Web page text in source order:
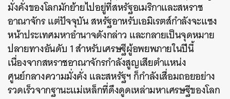
มั่งคั่งของโลกมักย้ายไปอยู่ที่สหรัฐอเมริกาและสหราช
อาณาจักร แต่ปัจจุบัน สหรัฐอาหรับเอมิเรตส์กำลังจะแซง
หน้าประเทศมหาอำนาจดังกล่าว และกลายเป็นจุดหมาย
ปลายทางอันดับ 1 สำหรับเศรษฐีผู้อพยพภายในปีนี้
เนื่องจากสหราชอาณาจักรกำลังสูญเสียตำแหน่ง
ศูนย์กลางความมั่งคั่ง และสหรัฐฯ ก็กำลังเสื่อมถอยอย่าง
รวดเร็วจากฐานะแม่เหล็กที่ดึงดูดเหล่ามหาเศรษฐีของโลก